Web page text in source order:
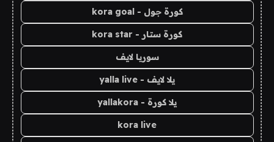
كورة جول - kora goal
كورة ستار - kora star
سوريا لايف
يلا لايف - yalla live
يلا كورة - yallakora
kora live